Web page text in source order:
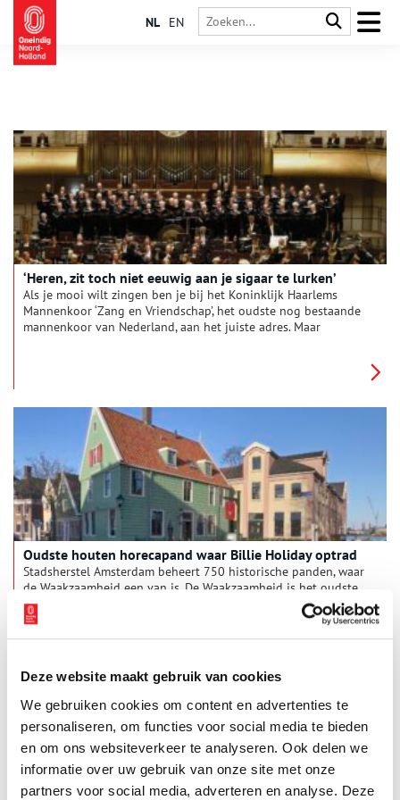
Deze website maakt gebruik van cookies
We gebruiken cookies om content en advertenties te
personaliseren, om functies voor social media te bieden
en om ons websiteverkeer te analyseren. Ook delen we
informatie over uw gebruik van onze site met onze
partners voor social media, adverteren en analyse. Deze
NL EN
‘Heren, zit toch niet eeuwig aan je sigaar te lurken’
Als je mooi wilt zingen ben je bij het Koninklijk Haarlems
Mannenkoor ‘Zang en Vriendschap’, het oudste nog bestaande
mannenkoor van Nederland, aan het juiste adres. Maar
Oudste houten horecapand waar Billie Holiday optrad
Stadsherstel Amsterdam beheert 750 historische panden, waar
de Waakzaamheid een van is. De Waakzaamheid is het oudste
nog bestaande houten horecapand in Nederland. Het staat bij
veel Zaankanters en Amsterdammers bekend als legendarische
poptempel. Maar de historie gaat veel verder terug, naar in
handelsreizigers logeerden op weg naar Amsterdam en werd
het ‘De Prins’ genoemd.